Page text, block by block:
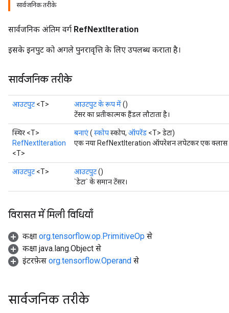
सार्वजनिक तरीके
सार्वजनिक अंतिम वर्ग RefNextIteration
इसके इनपुट को अगले पुनरावृत्ति के लिए उपलब्ध कराता है।
सार्वजनिक तरीके
आउटपुट <T> आउटपुट के रूप में()
टेंसर का प्रतीकात्मक हैंडल लौटाता है।
स्थिर <T>
RefNextIteration
<T>
बनाएं( स्कोपस्कोप, ऑपरेंड <T> डेटा)
एक नया RefNextIteration ऑपरेशन लपेटकर एक क्लास
आउटपुट <T> आउटपुट()
`डेटा` के समान टेंसर।
विरासत में मिली विधियाँ
कक्षा org.tensorflow.op.PrimitiveOp से
कक्षा java.lang.Object से
इंटरफ़ेस org.tensorflow.Operand से
सार्वजनिक तरीके